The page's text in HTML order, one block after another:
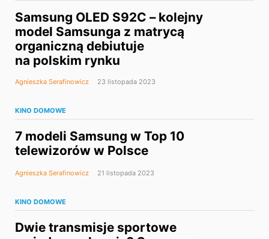
Samsung OLED S92C – kolejny
model Samsunga z matrycą
organiczną debiutuje
na polskim rynku
Agnieszka Serafinowicz 23 listopada 2023
KINO DOMOWE
7 modeli Samsung w Top 10
telewizorów w Polsce
Agnieszka Serafinowicz 21 listopada 2023
KINO DOMOWE
Dwie transmisje sportowe